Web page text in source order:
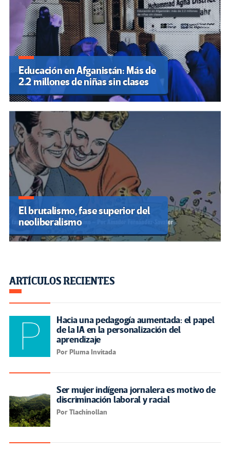
Educación en Afganistán: Más de
2.2 millones de niñas sin clases
El brutalismo, fase superior del
neoliberalismo
ARTÍCULOS RECIENTES
Hacia una pedagogía aumentada: el papel
de la IA en la personalización del
aprendizaje
Por Pluma Invitada
Ser mujer indígena jornalera es motivo de
discriminación laboral y racial
Por Tlachinollan